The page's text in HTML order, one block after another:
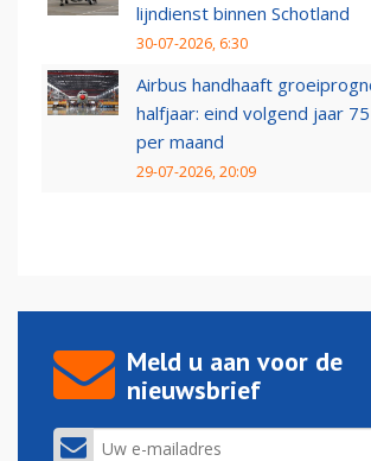
lijndienst binnen Schotland
30-07-2026, 6:30
Airbus handhaaft
halfjaar: eind volgend jaar 75
per maand
29-07-2026, 20:09
Meld u aan voor de
nieuwsbrief